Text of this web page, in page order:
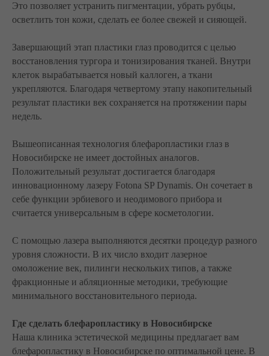
Это позволяет устранить пигментации, убрать рубцы,
осветлить тон кожи, сделать ее более свежей и сияющей.
Завершающий этап пластики глаз проводится с целью
восстановления тургора и тонизирования тканей. Внутри
клеток вырабатывается новый каллоген, а ткани
укрепляются. Благодаря четвертому этапу накопительный
результат пластики век сохраняется на протяжении пары
недель.
Вышеописанная технология блефаропластики глаз в
Новосибирске не имеет достойных аналогов.
Положительный результат достигается благодаря
инновационному лазеру Fotona SP Dynamis. Он сочетает в
себе функции эрбиевого и неодимового прибора и
считается универсальным в сфере косметологии.
С помощью лазера выполняются десятки процедур разного
уровня сложности. В их число входит лазерное
омоложение век, пилинги нескольких типов, а также
фракционные и абляционные методики, требующие
минимального восстановительного периода.
Где сделать блефаропластику в Новосибирске
Наша клиника эстетической медицины предлагает вам
блефаропластику в Новосибирске по оптимальной цене. В